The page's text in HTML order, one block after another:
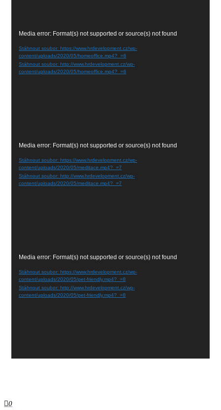
Media error: Format(s) not supported or source(s) not found
Stáhnout soubor: https://www.hrdevelopment.cz/wp-
content/uploads/2020/05/homeoffice.mp4?_=6
Stáhnout soubor: http://www.hrdevelopment.cz/wp-
content/uploads/2020/05/homeoffice.mp4?_=6
Media error: Format(s) not supported or source(s) not found
Stáhnout soubor: https://www.hrdevelopment.cz/wp-
content/uploads/2020/05/meditace.mp4?_=7
Stáhnout soubor: http://www.hrdevelopment.cz/wp-
content/uploads/2020/05/meditace.mp4?_=7
Media error: Format(s) not supported or source(s) not found
Stáhnout soubor: https://www.hrdevelopment.cz/wp-
content/uploads/2020/05/pet-friendly.mp4?_=8
Stáhnout soubor: http://www.hrdevelopment.cz/wp-
content/uploads/2020/05/pet-friendly.mp4?_=8
0